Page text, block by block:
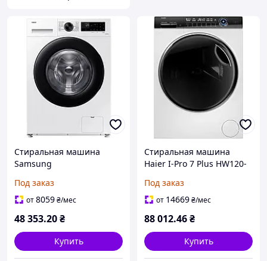
Стиральная машина
Samsung
функциями AI, 11 кг, 1400
об/мин, удаленное
Под заказ
от8059₴/мес
48 353.20₴
Купить
Стиральная машина
Haier I-Pro 7 Plus HW120-
AI, 12 кг, 1400 об/мин,
дистанционное
Под заказ
от 14669₴/мес
88 012.46₴
Купить